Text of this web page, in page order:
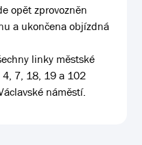
opět zprovozněn
a ukončena objízdná
linky městské
4, 7, 18, 19 a 102
náměstí.